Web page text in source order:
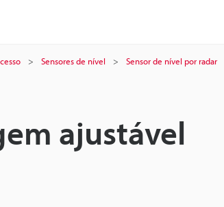
Sensores de nível Sensor de nível por radar
ajustável